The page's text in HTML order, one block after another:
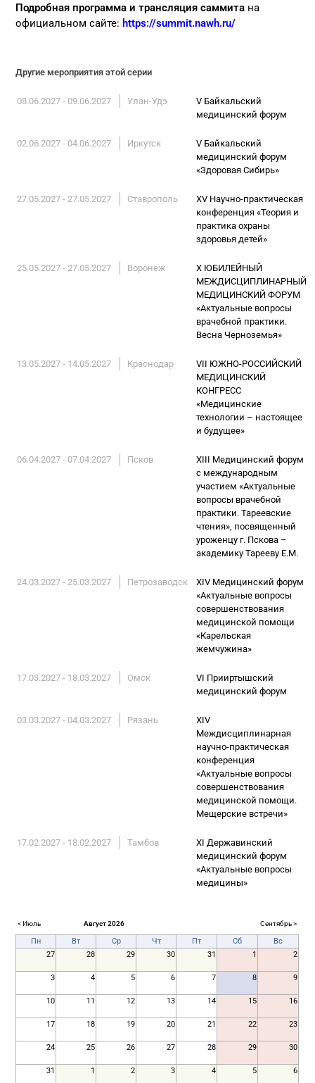
Подробная программа и трансляция саммита на
официальном сайте: https://summit.nawh.ru/
Другие мероприятия этой серии
08.06.2027 - 09.06.2027 Улан-Удэ
V Байкальский
медицинский форум
02.06.2027 - 04.06.2027 Иркутск
V Байкальский
медицинский форум
«Здоровая Сибирь»
27.05.2027 - 27.05.2027 Ставрополь
XV Научно-практическая
конференция «Теория и
практика охраны
здоровья детей»
25.05.2027 - 27.05.2027 Воронеж
X ЮБИЛЕЙНЫЙ
МЕЖДИСЦИПЛИНАРНЫЙ
МЕДИЦИНСКИЙ ФОРУМ
«Актуальные вопросы
врачебной практики.
Весна Черноземья»
13.05.2027 - 14.05.2027 Краснодар
VII ЮЖНО-РОССИЙСКИЙ
МЕДИЦИНСКИЙ
КОНГРЕСС
«Медицинские
технологии – настоящее
и будущее»
06.04.2027 - 07.04.2027 Псков
XIII Медицинский форум
с международным
участием «Актуальные
вопросы врачебной
практики. Тареевские
чтения», посвященный
уроженцу г. Пскова –
академику Тарееву Е.М.
24.03.2027 - 25.03.2027 Петрозаводск
XIV Медицинский форум
«Актуальные вопросы
совершенствования
медицинской помощи
«Карельская
жемчужина»
17.03.2027 - 18.03.2027 Омск
VI Прииртышский
медицинский форум
03.03.2027 - 04.03.2027 Рязань
XIV
Междисциплинарная
научно-практическая
конференция
«Актуальные вопросы
совершенствования
медицинской помощи.
Мещерские встречи»
17.02.2027 - 18.02.2027 Тамбов
XI Державинский
медицинский форум
«Актуальные вопросы
медицины»
< Июль Август 2026 Сентябрь >
Пн Вт Ср Чт Пт Сб
Вс
27
28 29 30 31 1 2
3 4 5 6 7 8 9
10 11 12 13 14 15 16
17 18 19 20 21 22 23
24 25 26 27 28 29 30
31 1 2 3 4 5 6